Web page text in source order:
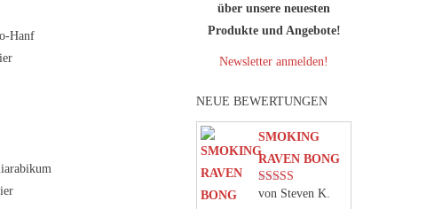
Hanf
über unsere neuesten
Produkte und Angebote!
Newsletter anmelden!
NEUE BEWERTUNGEN
SMOKING
RAVEN BONG
Bewertet mit
von Steven K.